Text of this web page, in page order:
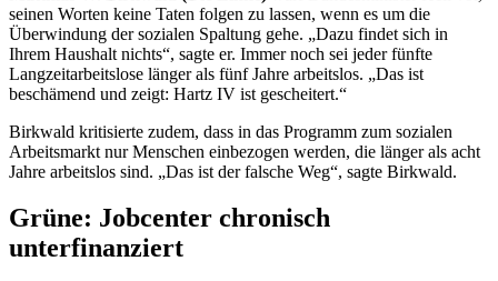
seinen Worten keine Taten folgen zu lassen, wenn es um die
Überwindung der sozialen Spaltung gehe. „Dazu findet sich in
Ihrem Haushalt nichts“, sagte er. Immer noch sei jeder fünfte
Langzeitarbeitslose länger als fünf Jahre arbeitslos. „Das ist
beschämend und zeigt: Hartz IV ist gescheitert.“
Birkwald kritisierte zudem, dass in das Programm zum sozialen
Arbeitsmarkt nur Menschen einbezogen werden, die länger als acht
Jahre arbeitslos sind. „Das ist der falsche Weg“, sagte Birkwald.
Grüne: Jobcenter chronisch
unterfinanziert